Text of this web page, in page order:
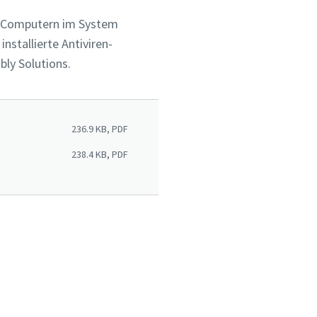
im System
Antiviren-
Solutions.
236.9 KB, PDF
238.4 KB, PDF